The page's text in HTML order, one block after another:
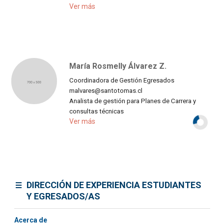
Ver más
María Rosmelly Álvarez Z.
Coordinadora de Gestión Egresados
malvares@santotomas.cl
Analista de gestión para Planes de Carrera y
consultas técnicas
Ver más
DIRECCIÓN DE EXPERIENCIA ESTUDIANTES
Y EGRESADOS/AS
Acerca de